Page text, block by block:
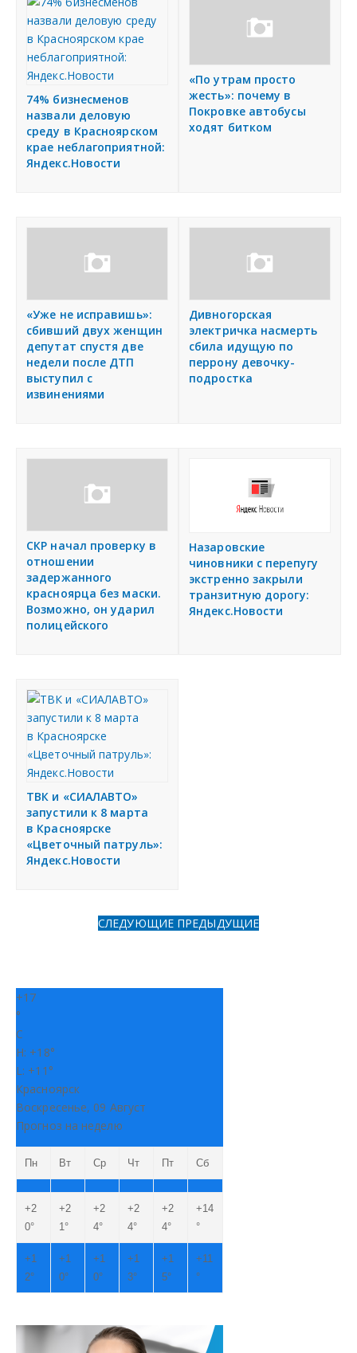
74% бизнесменов
назвали деловую
среду в Красноярском
крае неблагоприятной:
Яндекс.Новости
«По утрам просто
жесть»: почему в
Покровке автобусы
ходят битком
«Уже не исправишь»:
сбивший двух женщин
депутат спустя две
недели после ДТП
выступил с
извинениями
Дивногорская
электричка насмерть
сбила идущую по
перрону девочку-
подростка
СКР начал проверку в
отношении
задержанного
красноярца без маски.
Возможно, он ударил
полицейского
Назаровские
чиновники с перепугу
экстренно закрыли
транзитную дорогу:
Яндекс.Новости
ТВК и «СИАЛАВТО»
запустили к 8 марта
в Красноярске
«Цветочный патруль»:
Яндекс.Новости
СЛЕДУЮЩИЕ ПРЕДЫДУЩИЕ
+17
°
C
H: +18°
L: +11°
Красноярск
Воскресенье, 09 Август
Прогноз на неделю
Пн Вт Ср Чт Пт Сб
+2
0°
+2
1°
+2
4°
+2
4°
+2
4°
+14
°
+1
2°
+1
0°
+1
0°
+1
3°
+1
5°
+11
°